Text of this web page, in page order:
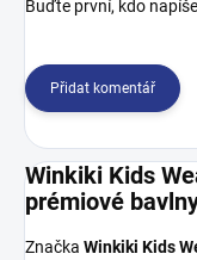
Buďte první, kdo
Přidat komentář
Winkiki Kids
prémiové
Značka Winkiki Kids